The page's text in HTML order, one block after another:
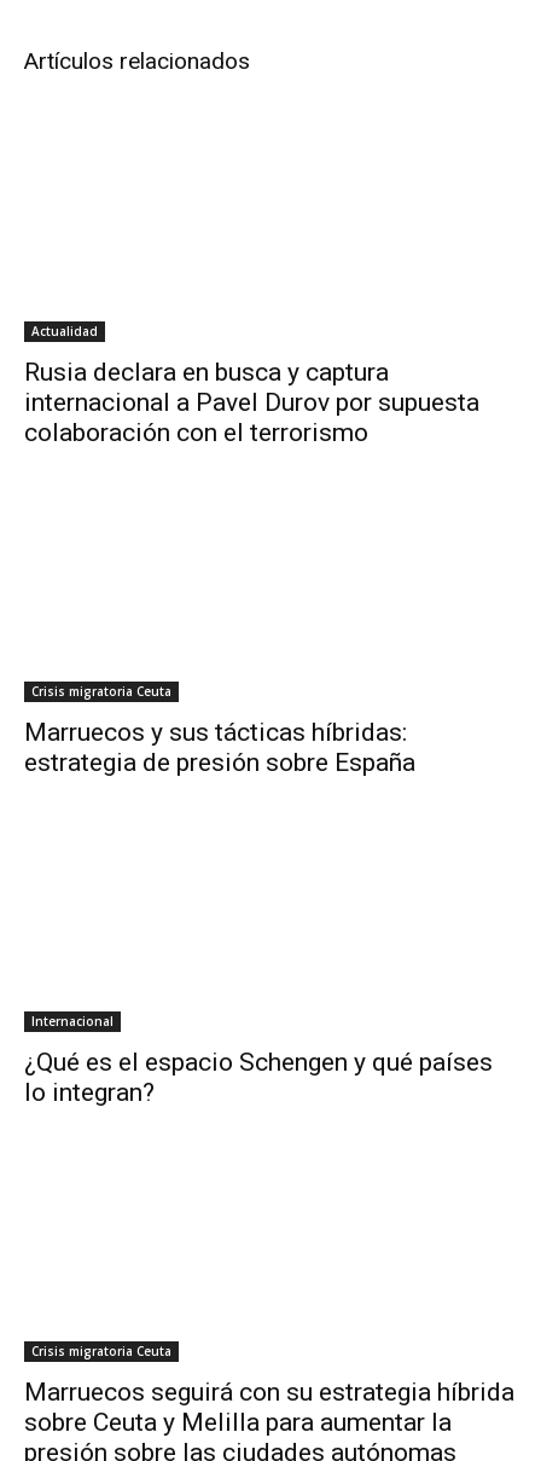
Artículos relacionados
Actualidad
Rusia declara en busca y captura
internacional a Pavel Durov por supuesta
colaboración con el terrorismo
Crisis migratoria Ceuta
Marruecos y sus tácticas híbridas:
estrategia de presión sobre España
Internacional
¿Qué es el espacio Schengen y qué países
lo integran?
Crisis migratoria Ceuta
Marruecos seguirá con su estrategia híbrida
sobre Ceuta y Melilla para aumentar la
presión sobre las ciudades autónomas